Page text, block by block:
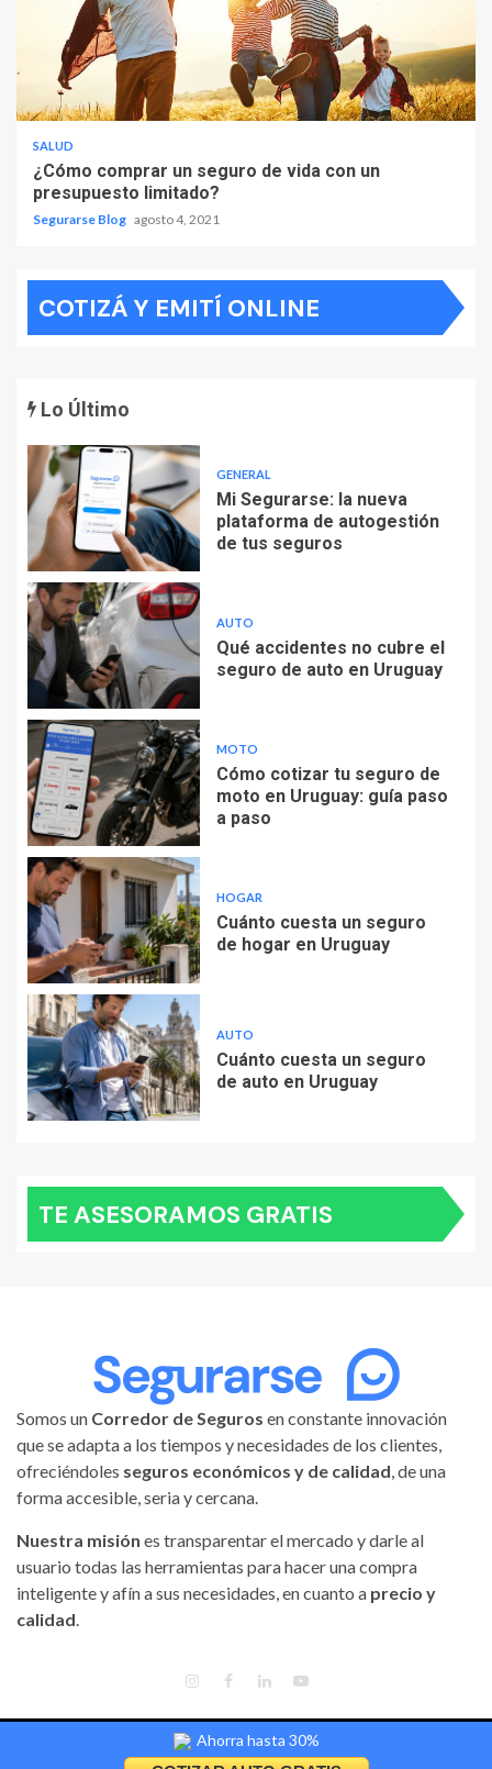
Ahorra hasta 30%
SALUD
¿Cómo comprar un seguro de vida con un
presupuesto limitado?
Segurarse Blog agosto 4, 2021
COTIZÁ Y EMITÍ ONLINE
Lo Último
GENERAL
Mi Segurarse: la nueva
plataforma de autogestión
de tus seguros
AUTO
Qué accidentes no cubre el
seguro de auto en Uruguay
MOTO
Cómo cotizar tu seguro de
moto en Uruguay: guía paso
a paso
HOGAR
Cuánto cuesta un seguro
de hogar en Uruguay
AUTO
Cuánto cuesta un seguro
de auto en Uruguay
TE ASESORAMOS GRATIS
Somos un Corredor de Seguros en constante innovación
que se adapta a los tiempos y necesidades de los clientes,
ofreciéndoles seguros económicos y de calidad , de una
forma accesible, seria y cercana.
Nuestra misión es transparentar el mercado y darle al
usuario todas las herramientas para hacer una compra
inteligente y afín a sus necesidades, en cuanto a precio y
calidad
INSTAGRAM
FACEBOOK
LINKEDIN
YOUTUBE
Segurarse | Todos los derechos reservados.